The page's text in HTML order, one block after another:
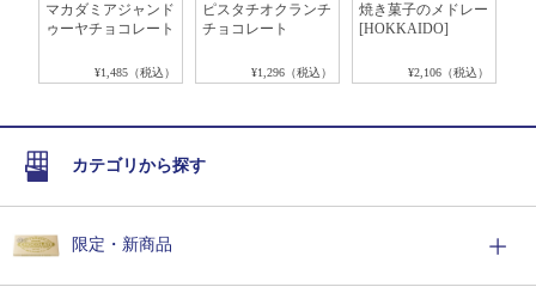
マカダミアジャンド
ゥーヤチョコレート
¥1,485（税込）
ピスタチオクランチ
チョコレート
¥1,296（税込）
焼き菓子のメドレー
[HOKKAIDO]
¥2,106（税込）
カテゴリから探す
限定・新商品